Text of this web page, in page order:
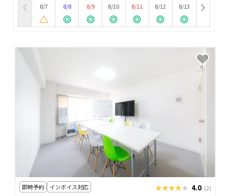
8/7
8/8
8/9
8/10
8/11
8/12
8/13
即時予約 インボイス対応 ★★★★★
★★★★★ 4.0 (2)